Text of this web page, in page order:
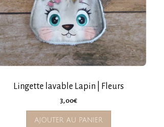
Lingette lavable Lapin | Fleurs
3,00€
AJOUTER AU PANIER